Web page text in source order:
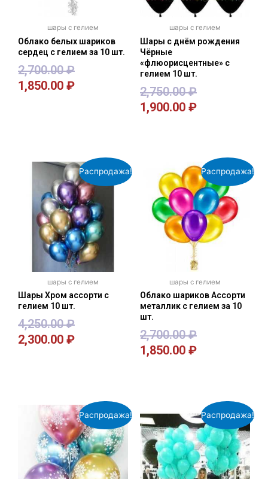
шары с гелием
Облако белых шариков
сердец с гелием за 10 шт.
2,700.00₽
1,850.00 ₽
шары с гелием
Шары с днём рождения
Чёрные
«флюорисцентные» с
гелием 10 шт.
2,750.00₽
1,900.00 ₽
Распродажа!
шары с гелием
Шары Хром ассорти с
гелием 10 шт.
4,250.00₽
2,300.00 ₽
Распродажа!
шары с гелием
Облако шариков Ассорти
металлик с гелием за 10
шт.
2,700.00₽
1,850.00 ₽
Распродажа! Распродажа!